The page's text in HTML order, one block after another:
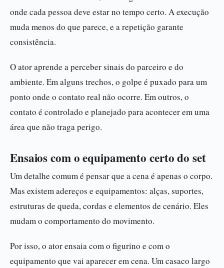
onde cada pessoa deve estar no tempo certo. A execução
muda menos do que parece, e a repetição garante
consistência.
O ator aprende a perceber sinais do parceiro e do
ambiente. Em alguns trechos, o golpe é puxado para um
ponto onde o contato real não ocorre. Em outros, o
contato é controlado e planejado para acontecer em uma
área que não traga perigo.
Ensaios com o equipamento certo do set
Um detalhe comum é pensar que a cena é apenas o corpo.
Mas existem adereços e equipamentos: alças, suportes,
estruturas de queda, cordas e elementos de cenário. Eles
mudam o comportamento do movimento.
Por isso, o ator ensaia com o figurino e com o
equipamento que vai aparecer em cena. Um casaco largo